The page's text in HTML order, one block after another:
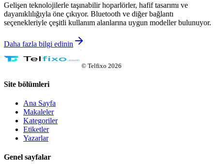
Gelişen teknolojilerle taşınabilir hoparlörler, hafif tasarımı ve
dayanıklılığıyla öne çıkıyor. Bluetooth ve diğer bağlantı
seçenekleriyle çeşitli kullanım alanlarına uygun modeller bulunuyor.
Daha fazla bilgi edinin
© Telfixo 2026
Site bölümleri
Ana Sayfa
Makaleler
Kategoriler
Etiketler
Yazarlar
Genel sayfalar